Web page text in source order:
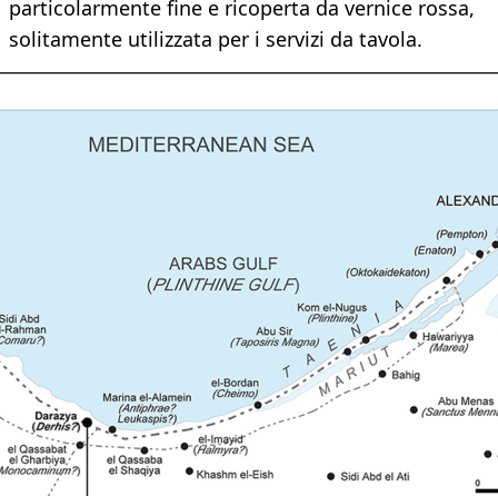
particolarmente fine e ricoperta da vernice rossa,
solitamente utilizzata per i servizi da tavola.